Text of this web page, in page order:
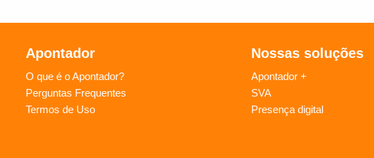
Apontador
O que é o Apontador?
Perguntas Frequentes
Termos de Uso
Nossas soluções
Apontador +
SVA
Presença digital